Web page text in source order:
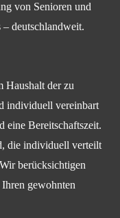
von Senioren und
deutschlandweit.
Haushalt der zu
individuell vereinbart
eine Bereitschaftszeit.
die individuell verteilt
berücksichtigen
gewohnten